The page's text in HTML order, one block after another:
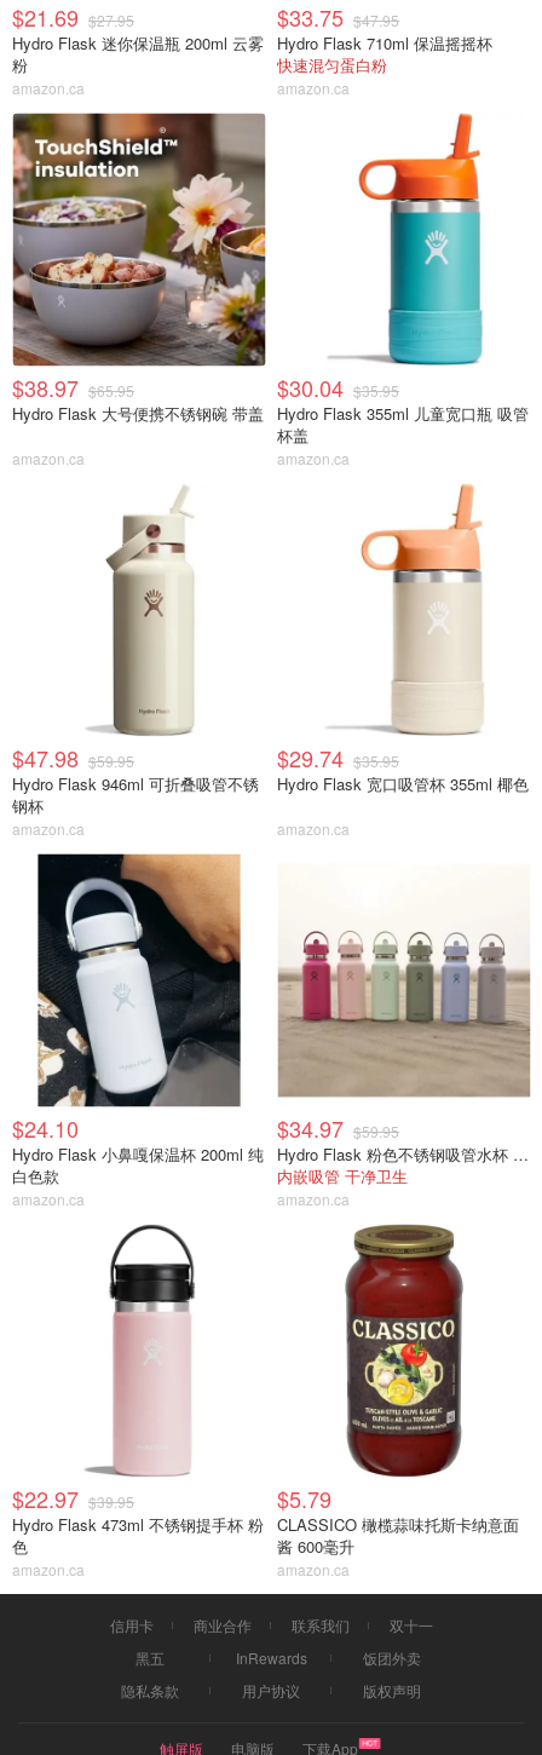
$21.69 $27.95
Hydro Flask 迷你保温瓶 200ml 云雾
粉
amazon.ca
$33.75 $47.95
Hydro Flask 710ml 保温摇摇杯
快速混匀蛋白粉
amazon.ca
$38.97 $65.95
Hydro Flask 大号便携不锈钢碗 带盖
amazon.ca
$30.04 $35.95
Hydro Flask 355ml 儿童宽口瓶 吸管
杯盖
amazon.ca
$47.98 $59.95
Hydro Flask 946ml 可折叠吸管不锈
钢杯
amazon.ca
$29.74 $35.95
Hydro Flask 宽口吸管杯 355ml 椰色
amazon.ca
$24.10
Hydro Flask 小鼻嘎保温杯 200ml 纯
白色款
amazon.ca
$34.97 $59.95
Hydro Flask 粉色不锈钢吸管水杯 946ml
内嵌吸管 干净卫生
amazon.ca
$22.97 $39.95
Hydro Flask 473ml 不锈钢提手杯 粉
色
amazon.ca
$5.79
CLASSICO 橄榄蒜味托斯卡纳意面
酱 600毫升
amazon.ca
信用卡 商业合作 联系我们
双十一
黑五
InRewards
饭团外卖
隐私条款
用户协议 版权声明
触屏版 电脑版 下载App